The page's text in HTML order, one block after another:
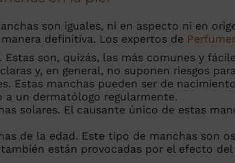
son iguales, ni en aspecto ni en
definitiva. Los expertos de
. Estas son, quizás, las más comunes y
y, en general, no suponen riesgos
Estas manchas pueden ser de
a un dermatólogo regularmente.
solares. El causante único de estas
de la edad. Este tipo de manchas son
también están provocadas por el efecto